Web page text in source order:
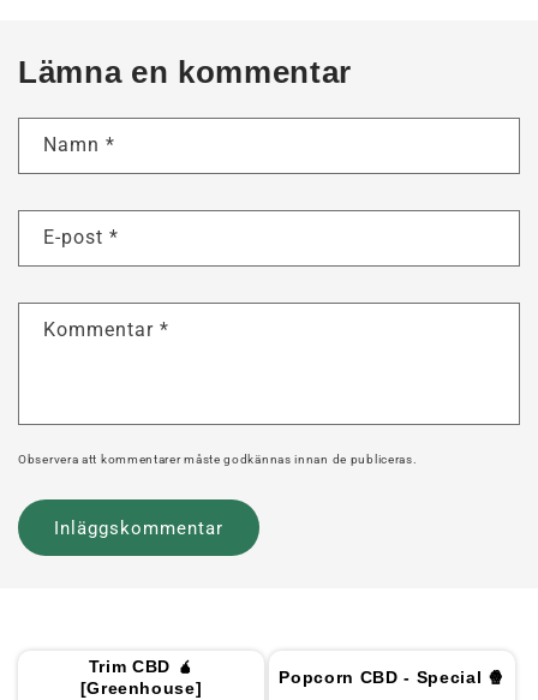
Lämna en kommentar
Namn *
E-post *
Kommentar *
Observera att kommentarer måste godkännas innan de publiceras.
Trim CBD 🧉
[Greenhouse]
Popcorn CBD - Special 🍿